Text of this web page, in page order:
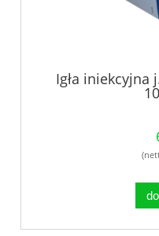
Igła iniekcyjna